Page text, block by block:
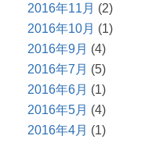
2016年11月 (2)
2016年10月 (1)
2016年9月 (4)
2016年7月 (5)
2016年6月 (1)
2016年5月 (4)
2016年4月 (1)